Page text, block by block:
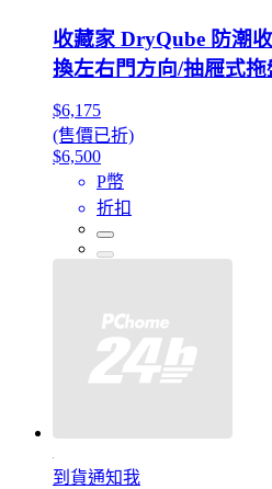
收藏家 DryQube 防潮
換左右門方向/抽屜式
$6,175
(售價已折)
$6,500
P幣
折扣
到貨通知我